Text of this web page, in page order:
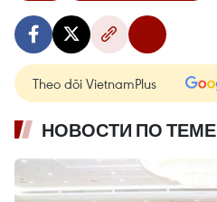
Theo dõi VietnamPlus
НОВОСТИ ПО ТЕМЕ